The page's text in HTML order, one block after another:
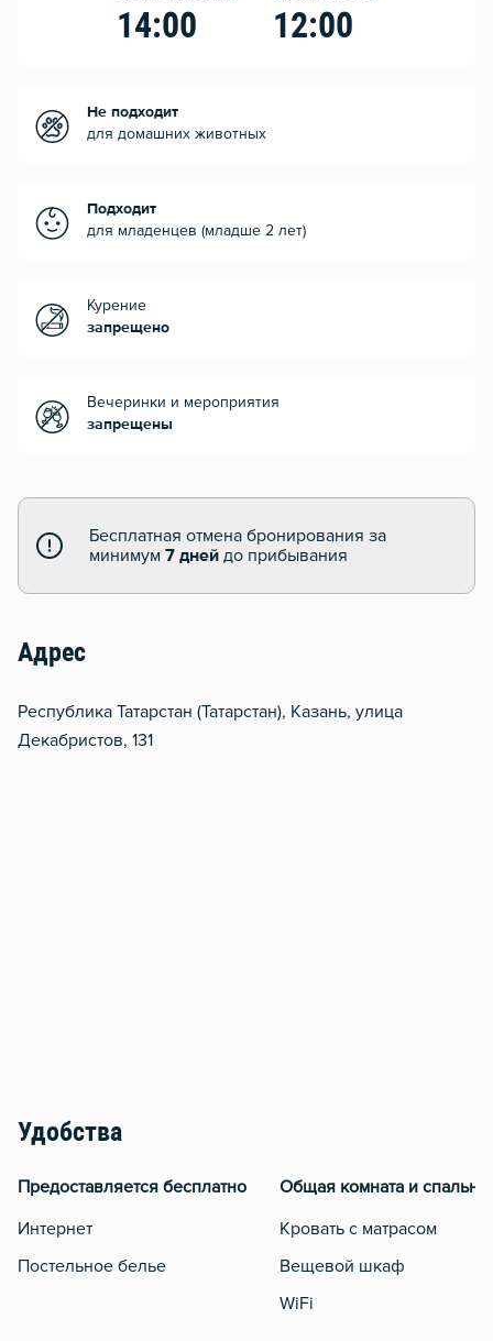
14:00 12:00
Не подходит
для домашних животных
Подходит
для младенцев (младше 2 лет)
Курение
запрещено
Вечеринки и мероприятия
запрещены
Бесплатная отмена бронирования за
минимум 7 дней до прибывания
Адрес
Республика Татарстан (Татарстан), Казань, улица
Декабристов, 131
Удобства
Предоставляется бесплатно
Интернет
Постельное белье
Общая комната и спальня
Кровать с матрасом
Вещевой шкаф
WiFi